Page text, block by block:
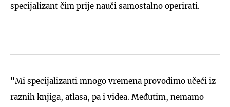
specijalizant čim prije nauči samostalno operirati.
"Mi specijalizanti mnogo vremena provodimo učeći iz
raznih knjiga, atlasa, pa i videa. Međutim, nemamo